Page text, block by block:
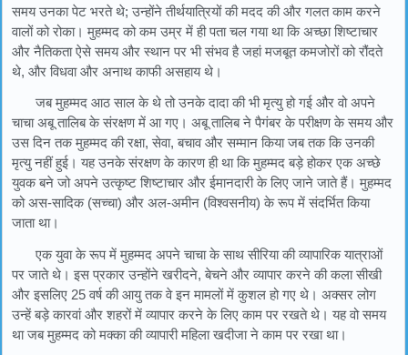
समय उनका पेट भरते थे; उन्होंने तीर्थयात्रियों की मदद की और गलत काम करने
वालों को रोका। मुहम्मद को कम उम्र में ही पता चल गया था कि अच्छा शिष्टाचार
और नैतिकता ऐसे समय और स्थान पर भी संभव है जहां मजबूत कमजोरों को रौंदते
थे, और विधवा और अनाथ काफी असहाय थे।
जब मुहम्मद आठ साल के थे तो उनके दादा की भी मृत्यु हो गई और वो अपने
चाचा अबू तालिब के संरक्षण में आ गए। अबू तालिब ने पैगंबर के परीक्षण के समय और
उस दिन तक मुहम्मद की रक्षा, सेवा, बचाव और सम्मान किया जब तक कि उनकी
मृत्यु नहीं हुई। यह उनके संरक्षण के कारण ही था कि मुहम्मद बड़े होकर एक अच्छे
युवक बने जो अपने उत्कृष्ट शिष्टाचार और ईमानदारी के लिए जाने जाते हैं। मुहम्मद
को अस-सादिक (सच्चा) और अल-अमीन (विश्वसनीय) के रूप में संदर्भित किया
जाता था।
एक युवा के रूप में मुहम्मद अपने चाचा के साथ सीरिया की व्यापारिक यात्राओं
पर जाते थे। इस प्रकार उन्होंने खरीदने, बेचने और व्यापार करने की कला सीखी
और इसलिए 25 वर्ष की आयु तक वे इन मामलों में कुशल हो गए थे। अक्सर लोग
उन्हें बड़े कारवां और शहरों में व्यापार करने के लिए काम पर रखते थे। यह वो समय
था जब मुहम्मद को मक्का की व्यापारी महिला खदीजा ने काम पर रखा था।